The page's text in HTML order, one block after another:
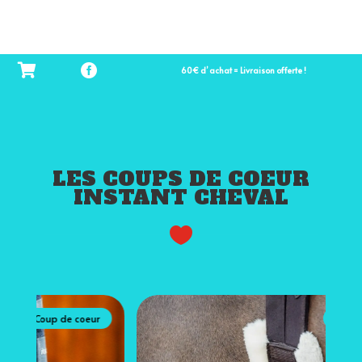
60€ d’ achat = Livraison offerte !
LES COUPS DE COEUR
INSTANT CHEVAL

Coup de coeur